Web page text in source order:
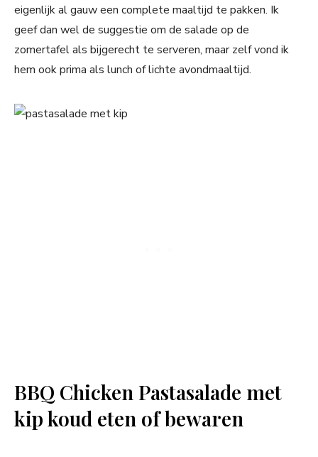
eigenlijk al gauw een complete maaltijd te pakken. Ik
geef dan wel de suggestie om de salade op de
zomertafel als bijgerecht te serveren, maar zelf vond ik
hem ook prima als lunch of lichte avondmaaltijd.
BBQ Chicken Pastasalade met
kip koud eten of bewaren